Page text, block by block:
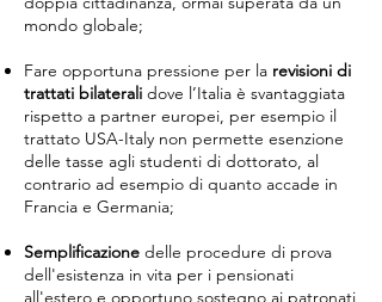
mondo globale;
Fare opportuna pressione per la revisioni di
trattati bilaterali dove l’Italia è svantaggiata
rispetto a partner europei, per esempio il
trattato USA-Italy non permette esenzione
delle tasse agli studenti di dottorato, al
contrario ad esempio di quanto accade in
Francia e Germania;
Semplificazione delle procedure di prova
dell'esistenza in vita per i pensionati
all'estero e opportuno sostegno ai patronati